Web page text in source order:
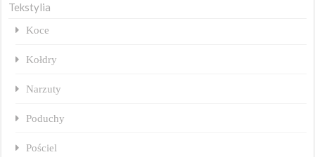
Tekstylia
Koce
Kołdry
Narzuty
Poduchy
Pościel